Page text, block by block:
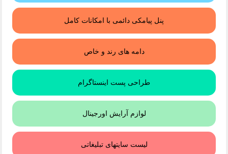
پنل پیامکی دائمی با امکانات کامل
دامه های رند و خاص
طراحی پست اینستاگرام
لوازم آرایش اورجینال
لیست سایتهای تبلیغاتی